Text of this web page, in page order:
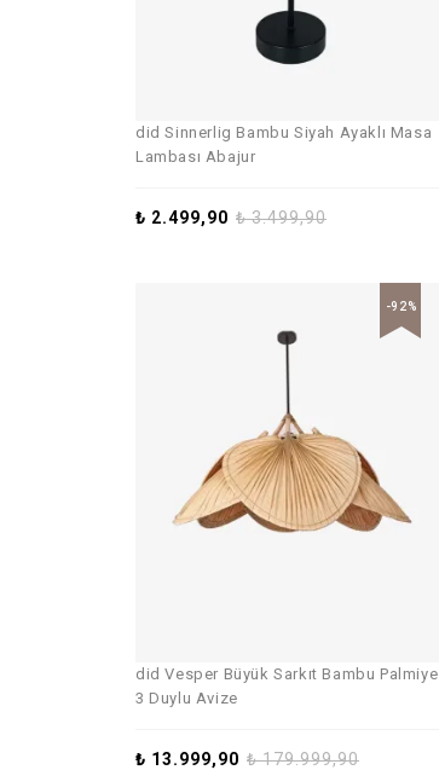
did Sinnerlig Bambu Siyah Ayaklı Masa
Lambası Abajur
₺3.499,90
₺ 2.499,90
-92%
did Vesper Büyük Sarkıt Bambu Palmiye
3 Duylu Avize
₺179.999,90
₺ 13.999,90